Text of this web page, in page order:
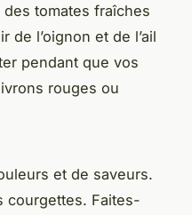
tomates fraîches
l’oignon et de l’ail
pendant que vos
rouges ou
et de saveurs.
courgettes. Faites-